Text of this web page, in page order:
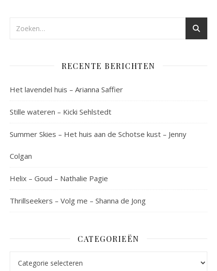
RECENTE BERICHTEN
Het lavendel huis – Arianna Saffier
Stille wateren – Kicki Sehlstedt
Summer Skies – Het huis aan de Schotse kust – Jenny
Colgan
Helix – Goud – Nathalie Pagie
Thrillseekers – Volg me – Shanna de Jong
CATEGORIEËN